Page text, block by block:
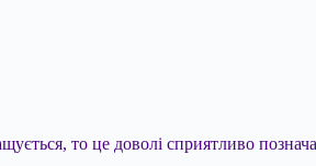
то це доволі сприятливо